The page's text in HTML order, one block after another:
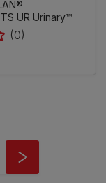
UR Urinary™
(0)
page